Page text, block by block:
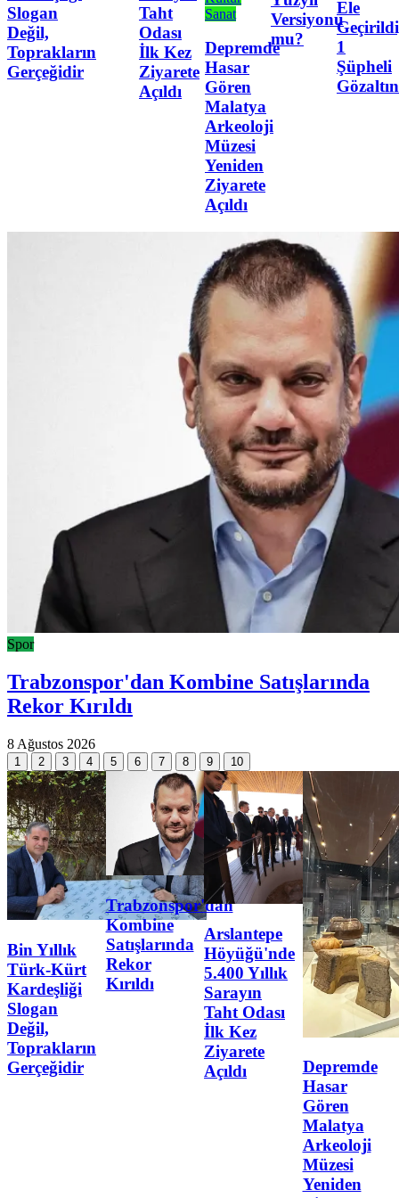
Slogan
Değil,
Toprakların
Gerçeğidir
Taht
Odası
İlk Kez
Ziyarete
Açıldı
Sanat
Depremde
Hasar
Gören
Malatya
Arkeoloji
Müzesi
Yeniden
Ziyarete
Açıldı
Versiyonu
mu?
Ele
1
Şüpheli
Spor
Trabzonspor'dan Kombine Satışlarında
Rekor Kırıldı
8 Ağustos 2026
1 2 3 4 5 6 7 8 9 10
Bin Yıllık
Türk-Kürt
Kardeşliği
Slogan
Değil,
Toprakların
Gerçeğidir
Trabzonspor'dan
Kombine
Satışlarında
Rekor
Kırıldı
Arslantepe
Höyüğü'nde
5.400 Yıllık
Sarayın
Taht Odası
İlk Kez
Ziyarete
Açıldı
Depremde
Hasar
Gören
Malatya
Arkeoloji
Müzesi
Yeniden